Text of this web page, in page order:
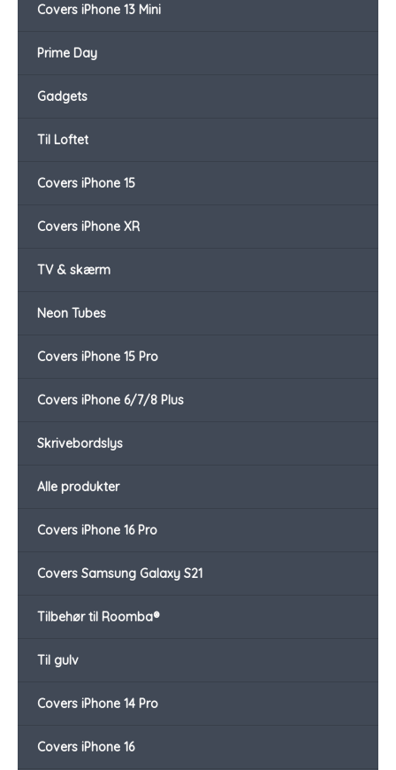
Covers iPhone 13 Mini
Prime Day
Gadgets
Til Loftet
Covers iPhone 15
Covers iPhone XR
TV & skærm
Neon Tubes
Covers iPhone 15 Pro
Covers iPhone 6/7/8 Plus
Skrivebordslys
Alle produkter
Covers iPhone 16 Pro
Covers Samsung Galaxy S21
Tilbehør til Roomba®
Til gulv
Covers iPhone 14 Pro
Covers iPhone 16